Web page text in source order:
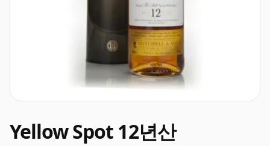
Yellow Spot 12년산